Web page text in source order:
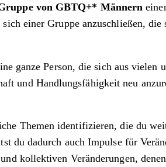
von GBTQ+* Männern
einer Gruppe anzuschließen,
ganze Person, die sich aus vielen
und Handlungsfähigkeit neu
Themen identifizieren, die du
du dadurch auch Impulse für
kollektiven Veränderungen,